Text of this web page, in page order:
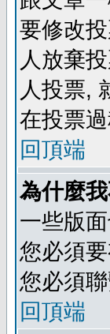
要修改
人放棄
人投票,
在投票
回頂端
為什麼
一些版
您必須
您必須
回頂端